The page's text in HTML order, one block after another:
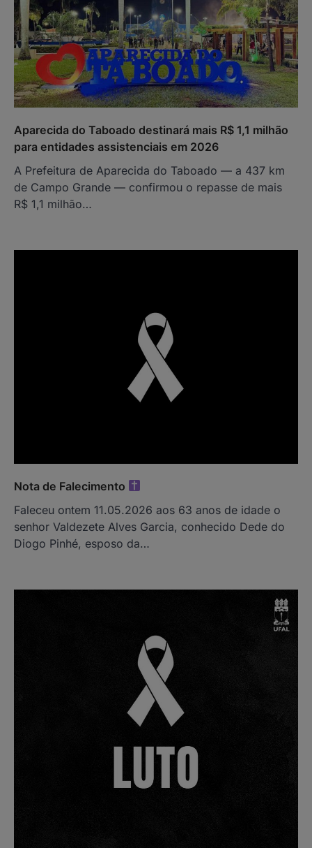
Aparecida do Taboado destinará mais R$ 1,1 milhão
para entidades assistenciais em 2026
A Prefeitura de Aparecida do Taboado — a 437 km
de Campo Grande — confirmou o repasse de mais
R$ 1,1 milhão…
Nota de Falecimento
Faleceu ontem 11.05.2026 aos 63 anos de idade o
senhor Valdezete Alves Garcia, conhecido Dede do
Diogo Pinhé, esposo da…